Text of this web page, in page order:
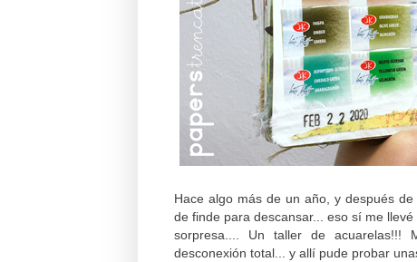
Hace algo más de un año, y después
de finde para descansar... eso sí me
sorpresa.... Un taller de acuarelas!!!
desconexión total... y allí pude probar